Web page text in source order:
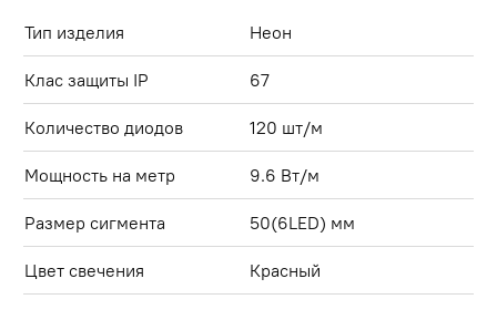
Тип изделия Неон
Клас защиты IP 67
Количество диодов 120 шт/м
Мощность на метр 9.6 Вт/м
Размер сигмента 50(6LED) мм
Цвет свечения Красный